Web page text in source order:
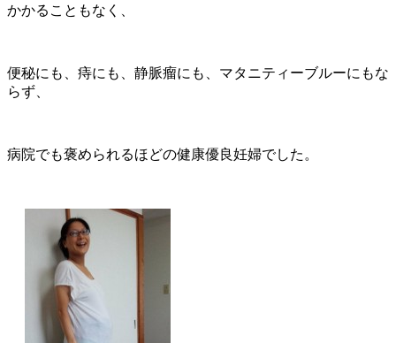
かかることもなく、
便秘にも、痔にも、静脈瘤にも、マタニティーブルーにもな
らず、
病院でも褒められるほどの健康優良妊婦でした。